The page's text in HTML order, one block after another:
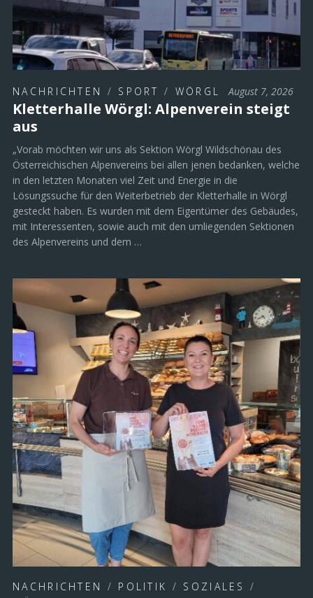
NACHRICHTEN / SPORT / WÖRGL August 7, 2026
Kletterhalle Wörgl: Alpenverein steigt
aus
„Vorab möchten wir uns als Sektion Wörgl Wildschönau des
Österreichischen Alpenvereins bei allen jenen bedanken, welche
in den letzten Monaten viel Zeit und Energie in die
Lösungssuche für den Weiterbetrieb der Kletterhalle in Wörgl
gesteckt haben. Es wurden mit dem Eigentümer des Gebäudes,
mit Interessenten, sowie auch mit den umliegenden Sektionen
des Alpenvereins und dem …
NACHRICHTEN / POLITIK / SOZIALES
/